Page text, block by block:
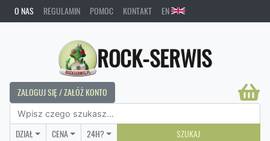
O NAS REGULAMIN POMOC KONTAKT EN
ROCK-SERWIS
ZALOGUJ SIĘ / ZAŁÓŻ KONTO
DZIAŁ CENA 24H? SZUKAJ